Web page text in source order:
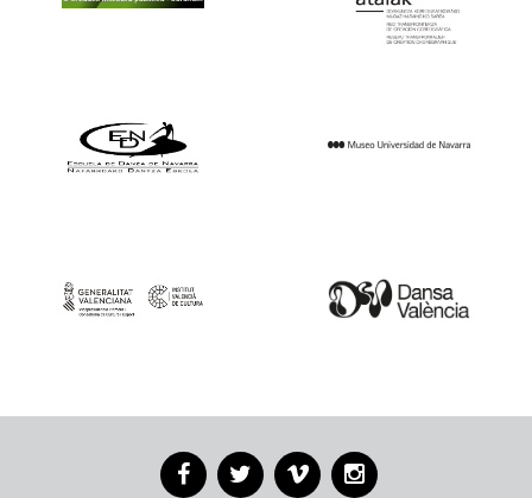
FacebookTwitterVimeoInstagram